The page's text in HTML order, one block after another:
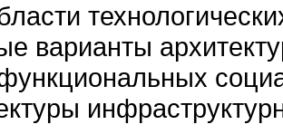
варианты